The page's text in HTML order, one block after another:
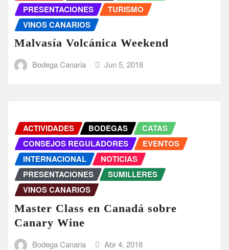
PRESENTACIONES
TURISMO
VINOS CANARIOS
Malvasía Volcánica Weekend
Bodega Canaria Jun 5, 2018
ACTIVIDADES BODEGAS
CATAS
CONSEJOS REGULADORES
EVENTOS
INTERNACIONAL
NOTICIAS
PRESENTACIONES
SUMILLERES
VINOS CANARIOS
Master Class en Canadá sobre
Canary Wine
Bodega Canaria Abr 4, 2018